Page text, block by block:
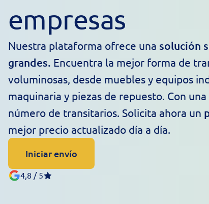
empresas
Nuestra plataforma ofrece una solución
grandes. Encuentra la mejor forma de
voluminosas, desde muebles y equipos
maquinaria y piezas de repuesto. Con
número de transitarios. Solicita ahora un
mejor precio actualizado día a día.
Iniciar envío
4,8 / 5